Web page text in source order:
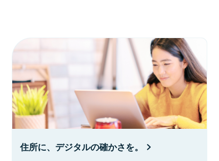
住所に、デジタルの確かさを。